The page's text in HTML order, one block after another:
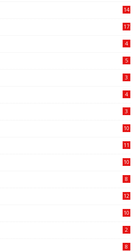
14
17
4
5
3
4
3
10
11
10
8
12
10
2
8